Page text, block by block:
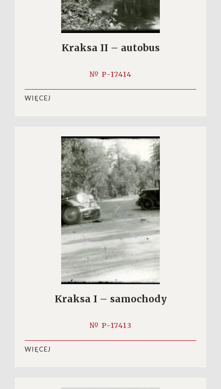
Kraksa II – autobus
№ P-17414
WIĘCEJ
Kraksa I – samochody
№ P-17413
WIĘCEJ